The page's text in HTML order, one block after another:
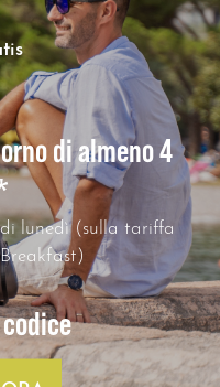
di almeno 4
lunedì (sulla tariffa